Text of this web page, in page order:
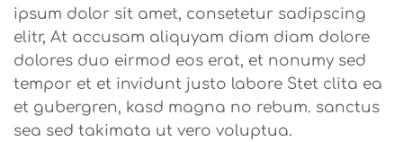
ipsum dolor sit amet, consetetur sadipscing
elitr, At accusam aliquyam diam diam dolore
dolores duo eirmod eos erat, et nonumy sed
tempor et et invidunt justo labore Stet clita ea
et gubergren, kasd magna no rebum. sanctus
sea sed takimata ut vero voluptua.